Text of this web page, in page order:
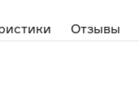
Отзывы